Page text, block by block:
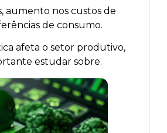
aumento nos custos de
de consumo.
afeta o setor produtivo,
estudar sobre.